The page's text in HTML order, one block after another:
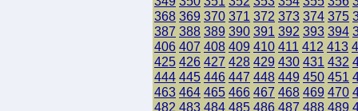
368 369 370 371 372 373 374 375
387 388 389 390 391 392 393 394
406 407 408 409 410 411 412 413
425 426 427 428 429 430 431 432
444 445 446 447 448 449 450 451
463 464 465 466 467 468 469 470
482 483 484 485 486 487 488 489